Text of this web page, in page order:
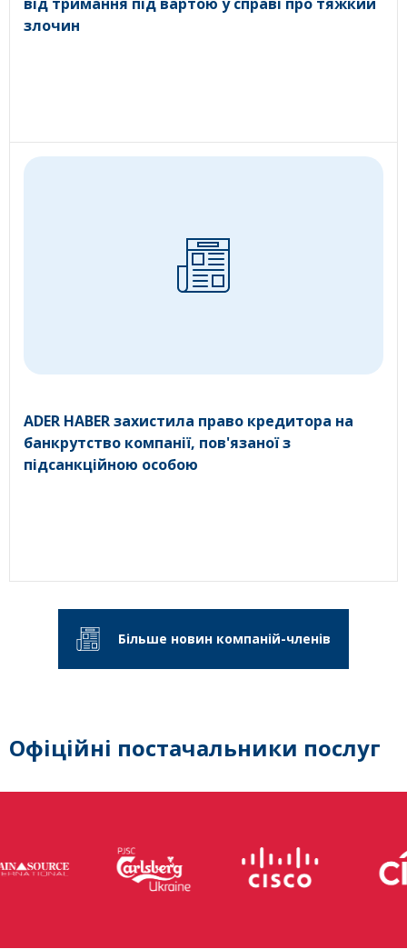
злочин
ADER HABER захистила право кредитора на
банкрутство компанії, пов'язаної з
підсанкційною особою
Більше новин компаній-членів
Офіційні постачальники послуг